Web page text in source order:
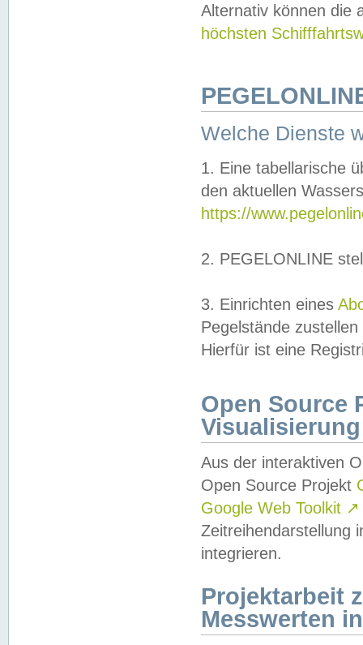
Alternativ können die
höchsten
Welche Dienste
1. Eine tabellarische
den aktuellen
https://
2. PEGELONLINE
3. Einrichten eines
Pegelstände
Hierfür ist eine
Open Source
Visualisierung
Aus der interaktiven
Open Source Projekt
Google Web Toolkit ↗
Zeitreihendarstellung
integrieren.
Projektarbeit
Messwerten